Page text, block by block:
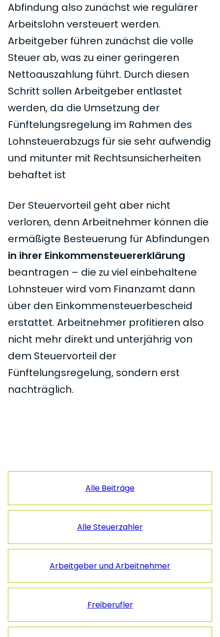
Abfindung also zunächst wie regulärer
Arbeitslohn versteuert werden.
Arbeitgeber führen zunächst die volle
Steuer ab, was zu einer geringeren
Nettoauszahlung führt. Durch diesen
Schritt sollen Arbeitgeber entlastet
werden, da die Umsetzung der
Fünftelungsregelung im Rahmen des
Lohnsteuerabzugs für sie sehr aufwendig
und mitunter mit Rechtsunsicherheiten
behaftet ist
Der Steuervorteil geht aber nicht
verloren, denn Arbeitnehmer können die
ermäßigte Besteuerung für Abfindungen
in ihrer Einkommensteuererklärung
beantragen – die zu viel einbehaltene
Lohnsteuer wird vom Finanzamt dann
über den Einkommensteuerbescheid
erstattet. Arbeitnehmer profitieren also
nicht mehr direkt und unterjährig von
dem Steuervorteil der
Fünftelungsregelung, sondern erst
nachträglich.
Alle Beiträge
Alle Steuerzahler
Arbeitgeber und Arbeitnehmer
Freiberufler